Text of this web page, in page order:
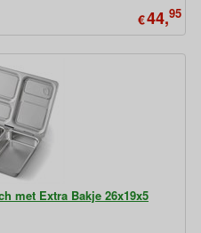
€44,95
met Extra Bakje 26x19x5